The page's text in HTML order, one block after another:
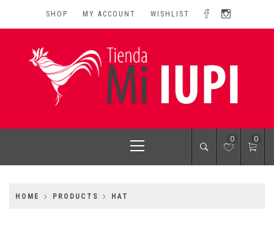
SHOP MY ACCOUNT WISHLIST
MI IUPI SHOP
University of Puerto Rico-Rio Piedras Campus
Menu
0 0
HOME PRODUCTS HAT